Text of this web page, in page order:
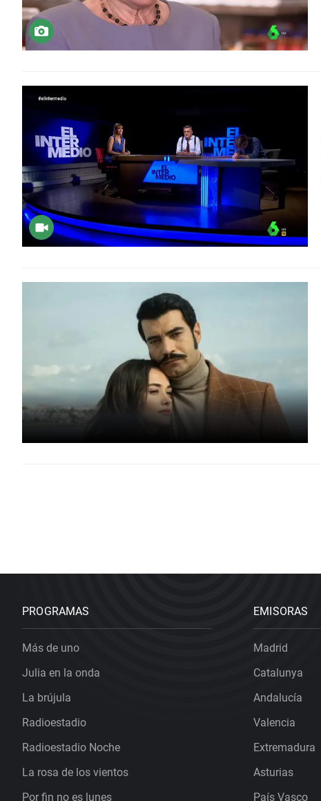
PROGRAMAS
Más de uno
Julia en la onda
La brújula
Radioestadio
Radioestadio Noche
La rosa de los vientos
Por fin no es lunes
EMISORAS
Madrid
Catalunya
Andalucía
Valencia
Extremadura
Asturias
País Vasco